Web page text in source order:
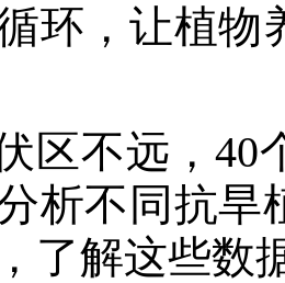
环，让植物
区不远，40
析不同抗旱
了解这些数